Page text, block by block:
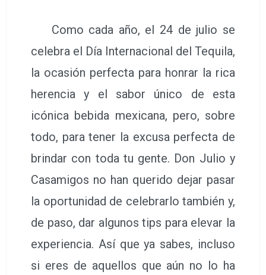
Como cada año, el 24 de julio se
celebra el Día Internacional del Tequila,
la ocasión perfecta para honrar la rica
herencia y el sabor único de esta
icónica bebida mexicana, pero, sobre
todo, para tener la excusa perfecta de
brindar con toda tu gente. Don Julio y
Casamigos no han querido dejar pasar
la oportunidad de celebrarlo también y,
de paso, dar algunos tips para elevar la
experiencia. Así que ya sabes, incluso
si eres de aquellos que aún no lo ha